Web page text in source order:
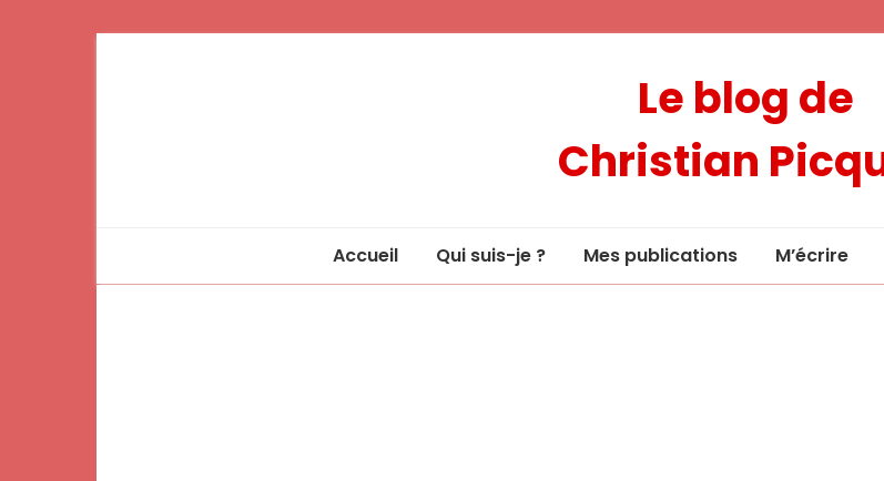
Le blog de
Christian
Accueil Qui suis-je ? Mes publications M’écrire